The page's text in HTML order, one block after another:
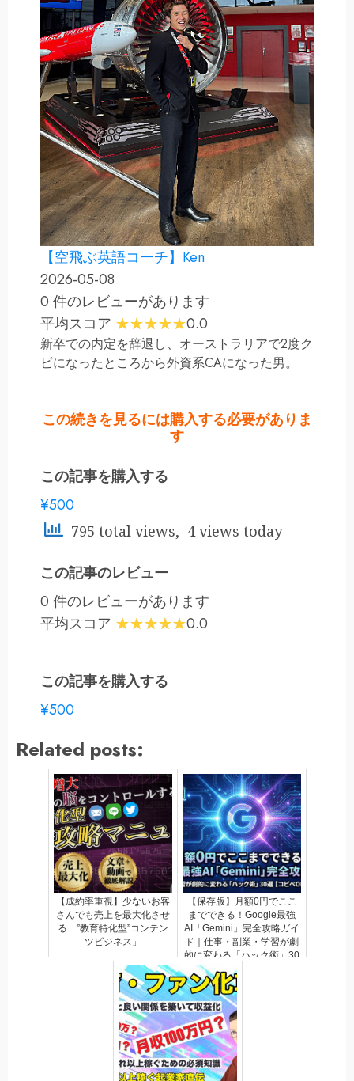
【空飛ぶ英語コーチ】Ken
2026-05-08
0 件のレビューがあります
平均スコア
0.0
新卒での内定を辞退し、オーストラリアで2度ク
ビになったところから外資系CAになった男。
この続きを見るには購入する必要がありま
す
この記事を購入する
¥500
795 total views, 4 views today
この記事のレビュー
0 件のレビューがあります
平均スコア
0.0
この記事を購入する
¥500
Related posts:
【成約率重視】少ないお客
さんでも売上を最大化させ
る「”教育特化型”コンテン
ツビジネス」
【保存版】月額0円でここ
までできる！Google最強
AI「Gemini」完全攻略ガイ
ド｜仕事・副業・学習が劇
的に変わる「ハック術」30
選【コピペOKプロンプト
付】